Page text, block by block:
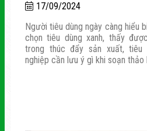
17/09/2024
Người tiêu dùng ngày càng hiểu
chọn tiêu dùng xanh, thấy
trong thúc đẩy sản xuất, tiêu
nghiệp cần lưu ý gì khi soạn thảo